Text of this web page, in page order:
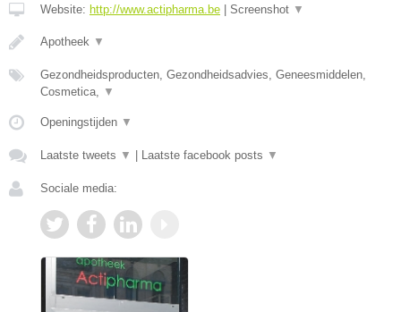
Website: http://www.actipharma.be Screenshot ▼
Apotheek ▼
Gezondheidsproducten, Gezondheidsadvies, Geneesmiddelen,
Cosmetica, ▼
Openingstijden ▼
Laatste tweets ▼ Laatste facebook posts ▼
Sociale media: